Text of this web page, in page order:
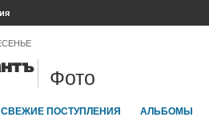
Фото
СВЕЖИЕ ПОСТУПЛЕНИЯ АЛЬБОМЫ